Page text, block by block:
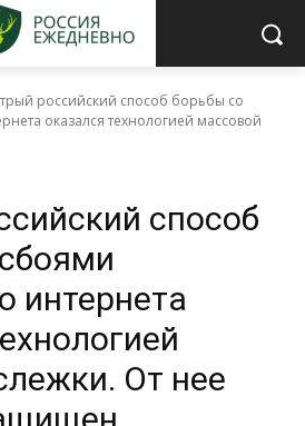
российский способ борьбы со
оказался технологией массовой
способ
интернета
От нее